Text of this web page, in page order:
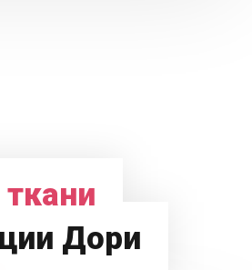
Дори